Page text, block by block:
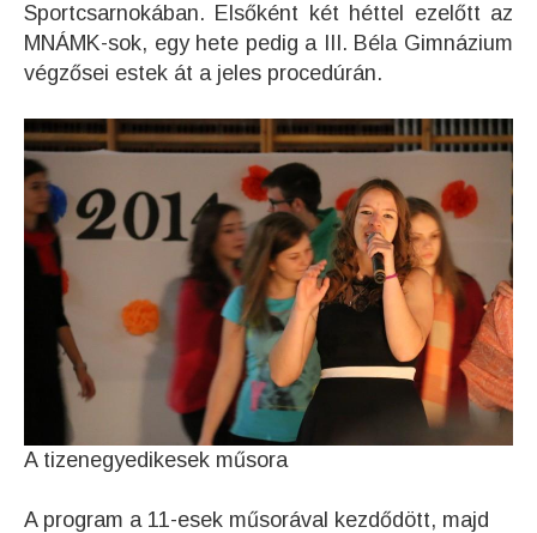
Sportcsarnokában. Elsőként két héttel ezelőtt az
MNÁMK-sok, egy hete pedig a III. Béla Gimnázium
végzősei estek át a jeles procedúrán.
A tizenegyedikesek műsora
A program a 11-esek műsorával kezdődött, majd